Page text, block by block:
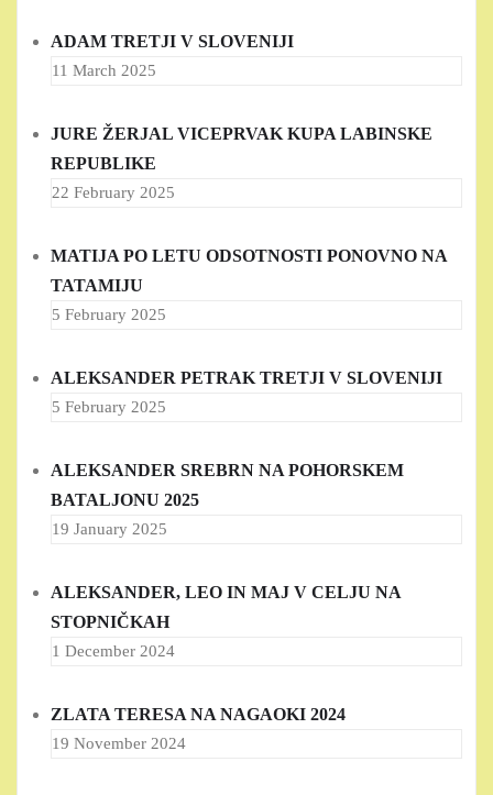
ADAM TRETJI V SLOVENIJI
11 March 2025
JURE ŽERJAL VICEPRVAK KUPA LABINSKE
REPUBLIKE
22 February 2025
MATIJA PO LETU ODSOTNOSTI PONOVNO NA
TATAMIJU
5 February 2025
ALEKSANDER PETRAK TRETJI V SLOVENIJI
5 February 2025
ALEKSANDER SREBRN NA POHORSKEM
BATALJONU 2025
19 January 2025
ALEKSANDER, LEO IN MAJ V CELJU NA
STOPNIČKAH
1 December 2024
ZLATA TERESA NA NAGAOKI 2024
19 November 2024